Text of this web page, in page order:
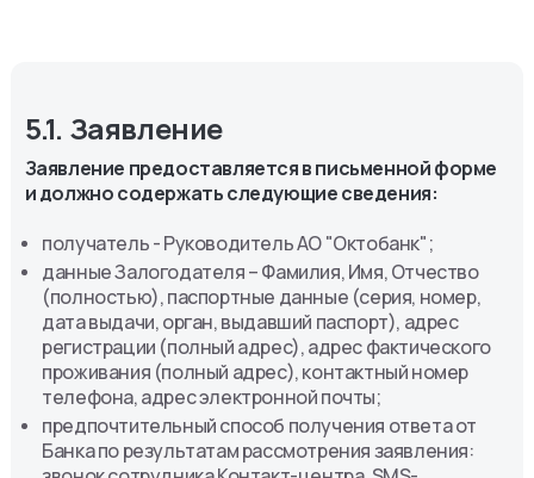
5.1. Заявление
Заявление предоставляется в письменной форме
и должно содержать следующие сведения:
получатель - Руководитель АО "Октобанк";
данные Залогодателя – Фамилия, Имя, Отчество
(полностью), паспортные данные (серия, номер,
дата выдачи, орган, выдавший паспорт), адрес
регистрации (полный адрес), адрес фактического
проживания (полный адрес), контактный номер
телефона, адрес электронной почты;
предпочтительный способ получения ответа от
Банка по результатам рассмотрения заявления: